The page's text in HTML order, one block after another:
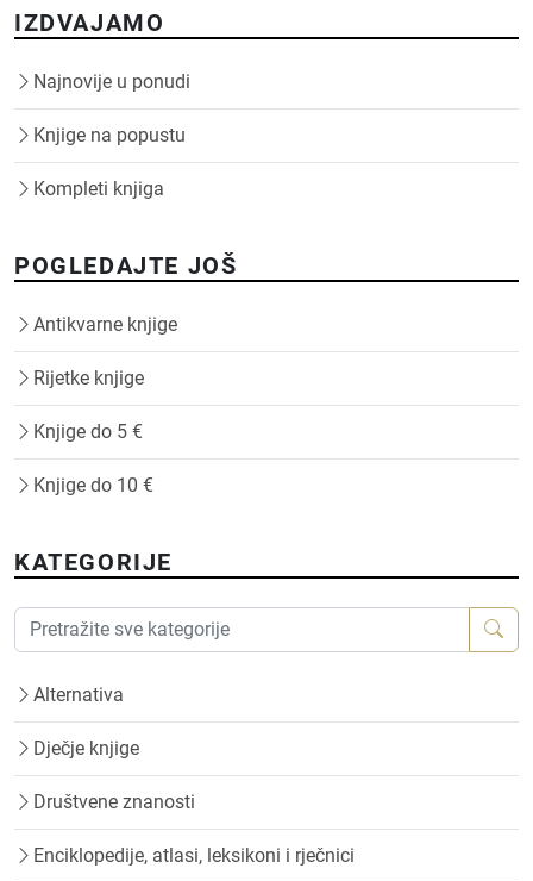
IZDVAJAMO
Najnovije u ponudi
Knjige na popustu
Kompleti knjiga
POGLEDAJTE JOŠ
Antikvarne knjige
Rijetke knjige
Knjige do 5 €
Knjige do 10 €
KATEGORIJE
Alternativa
Dječje knjige
Društvene znanosti
Enciklopedije, atlasi, leksikoni i rječnici